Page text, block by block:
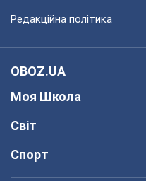
Редакційна політика
OBOZ.UA
Моя Школа
Світ
Спорт